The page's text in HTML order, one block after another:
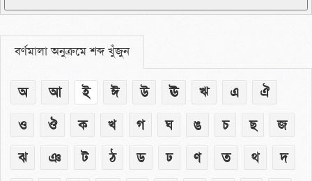
বর্ণমালা অনুক্রমে শব্দ খুঁজুন
অ আ ই ঈ উ ঊ ঋ এ
ঐ
ও
ঔ ক খ গ ঘ ঙ চ ছ
জ
ঝ
ঞ ট ঠ ড ঢ ণ ত থ
দ